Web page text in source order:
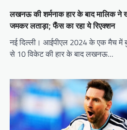
लखनऊ की शर्मनाक हार के बाद मालिक ने
जमकर लताड़ा; फैंस का रहा ये रिएक्शन
नई दिल्ली। आईपीएल 2024 के एक मैच में
से 10 विकेट की हार के बाद लखनऊ…